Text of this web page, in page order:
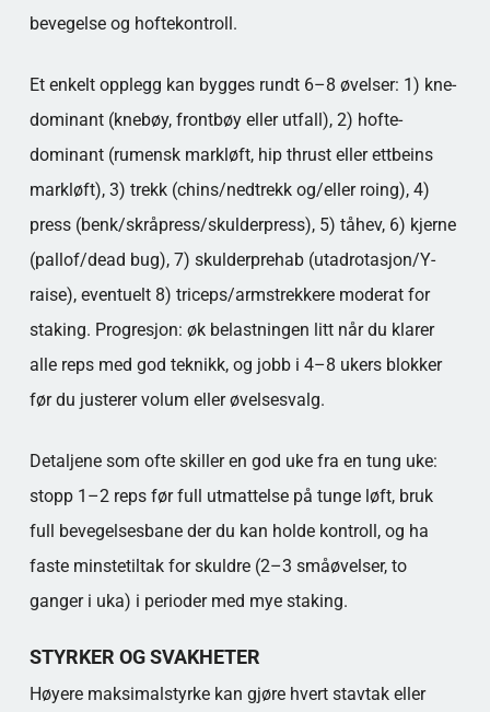
bevegelse og hoftekontroll.
Et enkelt opplegg kan bygges rundt 6–8 øvelser: 1) kne-
dominant (knebøy, frontbøy eller utfall), 2) hofte-
dominant (rumensk markløft, hip thrust eller ettbeins
markløft), 3) trekk (chins/nedtrekk og/eller roing), 4)
press (benk/skråpress/skulderpress), 5) tåhev, 6) kjerne
(pallof/dead bug), 7) skulderprehab (utadrotasjon/Y-
raise), eventuelt 8) triceps/armstrekkere moderat for
staking. Progresjon: øk belastningen litt når du klarer
alle reps med god teknikk, og jobb i 4–8 ukers blokker
før du justerer volum eller øvelsesvalg.
Detaljene som ofte skiller en god uke fra en tung uke:
stopp 1–2 reps før full utmattelse på tunge løft, bruk
full bevegelsesbane der du kan holde kontroll, og ha
faste minstetiltak for skuldre (2–3 småøvelser, to
ganger i uka) i perioder med mye staking.
STYRKER OG SVAKHETER
Høyere maksimalstyrke kan gjøre hvert stavtak eller